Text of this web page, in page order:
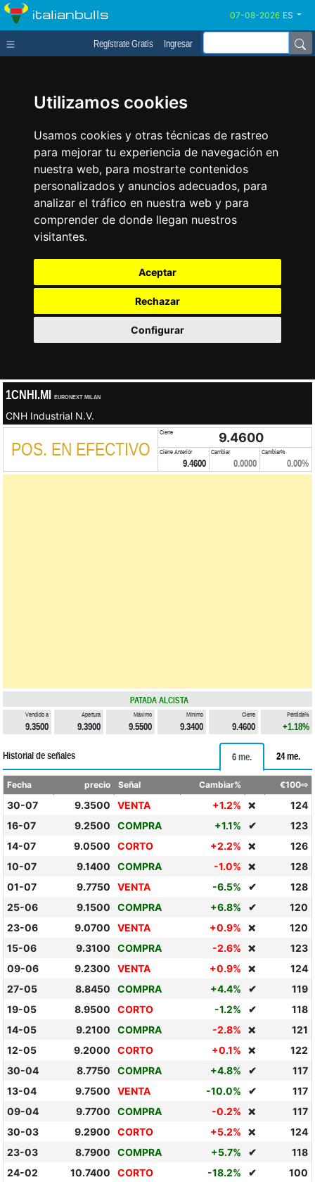
Utilizamos cookies
Usamos cookies y otras técnicas de rastreo
para mejorar tu experiencia de navegación en
nuestra web, para mostrarte contenidos
personalizados y anuncios adecuados, para
analizar el tráfico en nuestra web y para
comprender de donde llegan nuestros
visitantes.
Aceptar
Rechazar
Configurar
italianbulls ES
Regístrate Gratis Ingresar
1CNHI.MI EURONEXT MILAN
CNH Industrial N.V.
POS. EN EFECTIVO
Cierre 9.4600
Cierre Anterior
9.4600
Cambiar
0.0000
Cambiar%
0.00%
PATADA ALCISTA
Vendido a
9.3500
Apertura
9.3900
Máximo
9.5500
Mínimo
9.3400
Cierre
9.4600
Pérdida%
+1.18%
Historial de señales 6 me. 24 me.
Fecha precio Señal Cambiar% €100⇨
30-07 9.3500 VENTA +1.2% ❌
124
16-07
9.2500 COMPRA +1.1% ✔
123
14-07
9.0500 CORTO +2.2% ❌
126
10-07
9.1400 COMPRA -1.0% ❌
128
01-07
9.7750 VENTA -6.5% ✔
128
25-06
9.1500 COMPRA +6.8% ✔
120
23-06
9.0700 VENTA +0.9% ❌
120
15-06
9.3100 COMPRA -2.6% ❌
123
09-06
9.2300 VENTA +0.9% ❌
124
27-05
8.8450 COMPRA +4.4% ✔
119
19-05
8.9500 CORTO -1.2% ✔
118
14-05
9.2100 COMPRA -2.8% ❌
121
12-05
9.2000 CORTO +0.1% ❌
122
30-04
8.7750 COMPRA +4.8% ✔
117
13-04
9.7500 VENTA -10.0% ✔
117
09-04
9.7700 COMPRA -0.2% ❌
117
30-03
9.2900 CORTO +5.2% ❌
124
23-03
8.7900 COMPRA +5.7% ✔
118
24-02
10.7400 CORTO -18.2% ✔ 100